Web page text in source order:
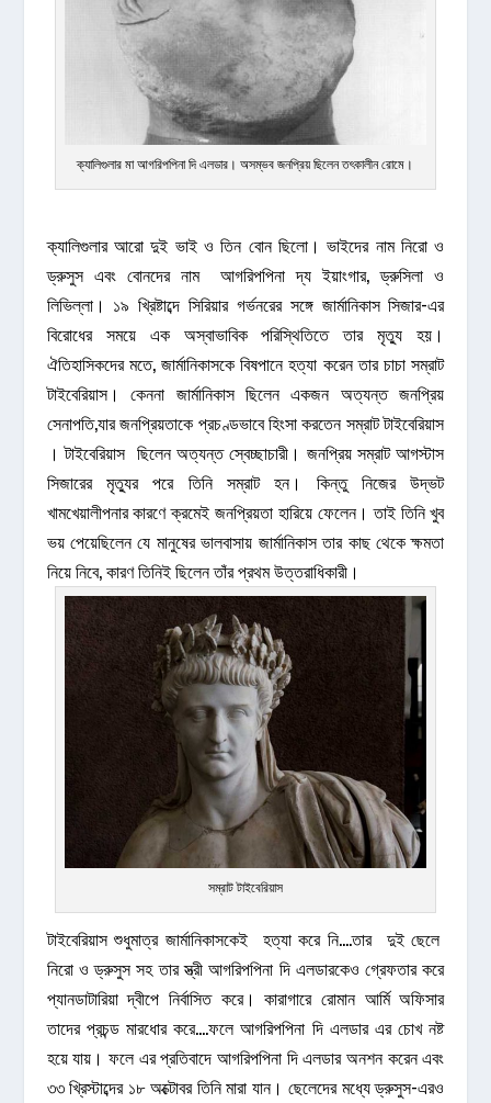
ক্যালিগুলার মা আগরিপপিনা দি এলডার। অসম্ভব জনপ্রিয় ছিলেন তৎকালীন রোমে।
ক্যালিগুলার আরো দুই ভাই ও তিন বোন ছিলো। ভাইদের নাম নিরো ও
ড্রুসুস এবং বোনদের নাম আগরিপপিনা দ্য ইয়াংগার, ড্রুসিলা ও
লিভিল্লা। ১৯ খ্রিষ্টাব্দে সিরিয়ার গর্ভনরের সঙ্গে জার্মানিকাস সিজার-এর
বিরোধের সময়ে এক অস্বাভাবিক পরিস্থিতিতে তার মৃত্যু হয়।
ঐতিহাসিকদের মতে, জার্মানিকাসকে বিষপানে হত্যা করেন তার চাচা সম্রাট
টাইবেরিয়াস। কেননা জার্মানিকাস ছিলেন একজন অত্যন্ত জনপ্রিয়
সেনাপতি,যার জনপ্রিয়তাকে প্রচণ্ডভাবে হিংসা করতেন সম্রাট টাইবেরিয়াস
। টাইবেরিয়াস ছিলেন অত্যন্ত স্বেচ্ছাচারী। জনপ্রিয় সম্রাট আগস্টাস
সিজারের মৃত্যুর পরে তিনি সম্রাট হন। কিন্তু নিজের উদ্ভট
খামখেয়ালীপনার কারণে ক্রমেই জনপ্রিয়তা হারিয়ে ফেলেন। তাই তিনি খুব
ভয় পেয়েছিলেন যে মানুষের ভালবাসায় জার্মানিকাস তার কাছ থেকে ক্ষমতা
নিয়ে নিবে, কারণ তিনিই ছিলেন তাঁর প্রথম উত্তরাধিকারী।
সম্রাট টাইবেরিয়াস
টাইবেরিয়াস শুধুমাত্র জার্মানিকাসকেই হত্যা করে নি….তার দুই ছেলে
নিরো ও ড্রুসুস সহ তার স্ত্রী আগরিপপিনা দি এলডারকেও গ্রেফতার করে
প্যানডাটারিয়া দ্বীপে নির্বাসিত করে। কারাগারে রোমান আর্মি অফিসার
তাদের প্রচন্ড মারধোর করে….ফলে আগরিপপিনা দি এলডার এর চোখ নষ্ট
হয়ে যায়। ফলে এর প্রতিবাদে আগরিপপিনা দি এলডার অনশন করেন এবং
৩৩ খ্রিস্টাব্দের ১৮ অক্টোবর তিনি মারা যান। ছেলেদের মধ্যে ড্রুসুস-এরও